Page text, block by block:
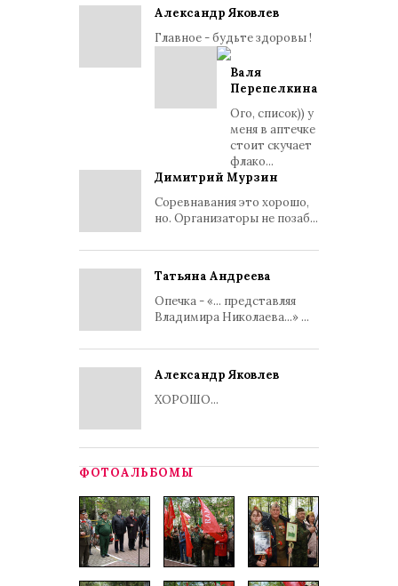
Александр Яковлев
Главное - будьте здоровы !
Валя
Перепелкина
Ого, список)) у
меня в аптечке
стоит скучает
флако...
Димитрий Мурзин
Соревнавания это хорошо,
но. Организаторы не позаб...
Татьяна Андреева
Опечка - «... представляя
Владимира Николаева...» ...
Александр Яковлев
ХОРОШО...
ФОТОАЛЬБОМЫ